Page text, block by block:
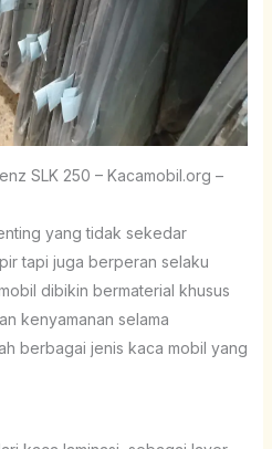
SLK 250 – Kacamobil.org –
yang tidak sekedar
tapi juga berperan selaku
dibikin bermaterial khusus
kenyamanan selama
berbagai jenis kaca mobil yang